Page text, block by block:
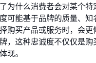
为什么消费者会对某个特
可能基于品牌的质量、知
购买产品或服务时，会更
，这种忠诚度不仅仅是购
现。